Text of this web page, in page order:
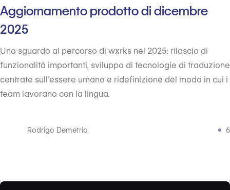
Aggiornamento prodotto di dicembre
2025
Uno sguardo al percorso di wxrks nel 2025: rilascio di
funzionalità importanti, sviluppo di tecnologie di traduzione
centrate sull’essere umano e ridefinizione del modo in cui i
team lavorano con la lingua.
Rodrigo Demetrio 6